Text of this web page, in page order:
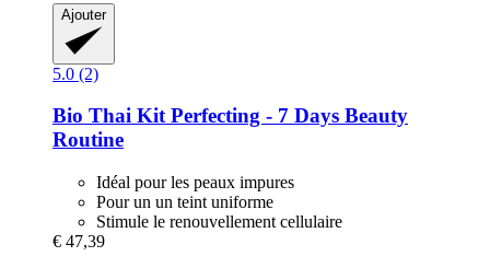
Ajouter
5.0 (2)
Bio Thai Kit Perfecting -​ 7 Days Beauty
Routine
Idéal pour les peaux impures
Pour un un teint uniforme
Stimule le renouvellement cellulaire
€ 47,39